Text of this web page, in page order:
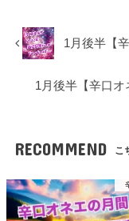
1月後半【
1月後半【辛口
RECOMMEND こ